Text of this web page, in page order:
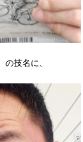
の技名に、